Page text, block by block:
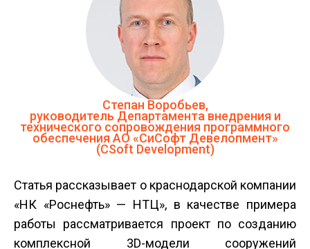
Степан Воробьев,
руководитель Департамента внедрения и
технического сопровождения программного
обеспечения АО «СиСофт Девелопмент»
(CSoft Development)
Статья рассказывает о краснодарской компании
«НК «Роснефть» — НТЦ», в качестве примера
работы рассматривается проект по созданию
комплексной 3D-модели сооружений